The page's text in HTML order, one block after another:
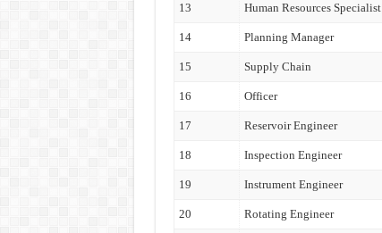
13 Human Resources Specialist
14 Planning Manager
15 Supply Chain
16 Officer
17 Reservoir Engineer
18 Inspection Engineer
19 Instrument Engineer
20 Rotating Engineer